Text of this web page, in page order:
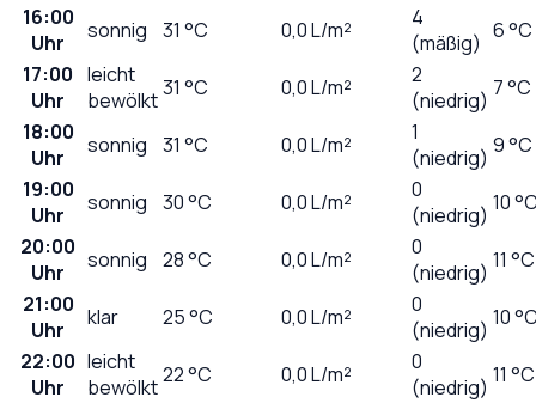
16:00
Uhr
sonnig 31 °C 0,0L/m²
4
(mäßig) 6 °C
17:00
Uhr
leicht
bewölkt31 °C 0,0L/m²
2
(niedrig) 7 °C
18:00
Uhr
sonnig 31 °C 0,0L/m²
1
(niedrig) 9 °C
19:00
Uhr
sonnig 30°C 0,0L/m²
0
(niedrig) 10
20:00
Uhr
sonnig 28°C 0,0L/m²
0
(niedrig) 11 °C
21:00
Uhr
klar 25°C 0,0L/m²
0
(niedrig) 10
22:00
Uhr
leicht
bewölkt22°C 0,0L/m²
0
(niedrig) 11 °C